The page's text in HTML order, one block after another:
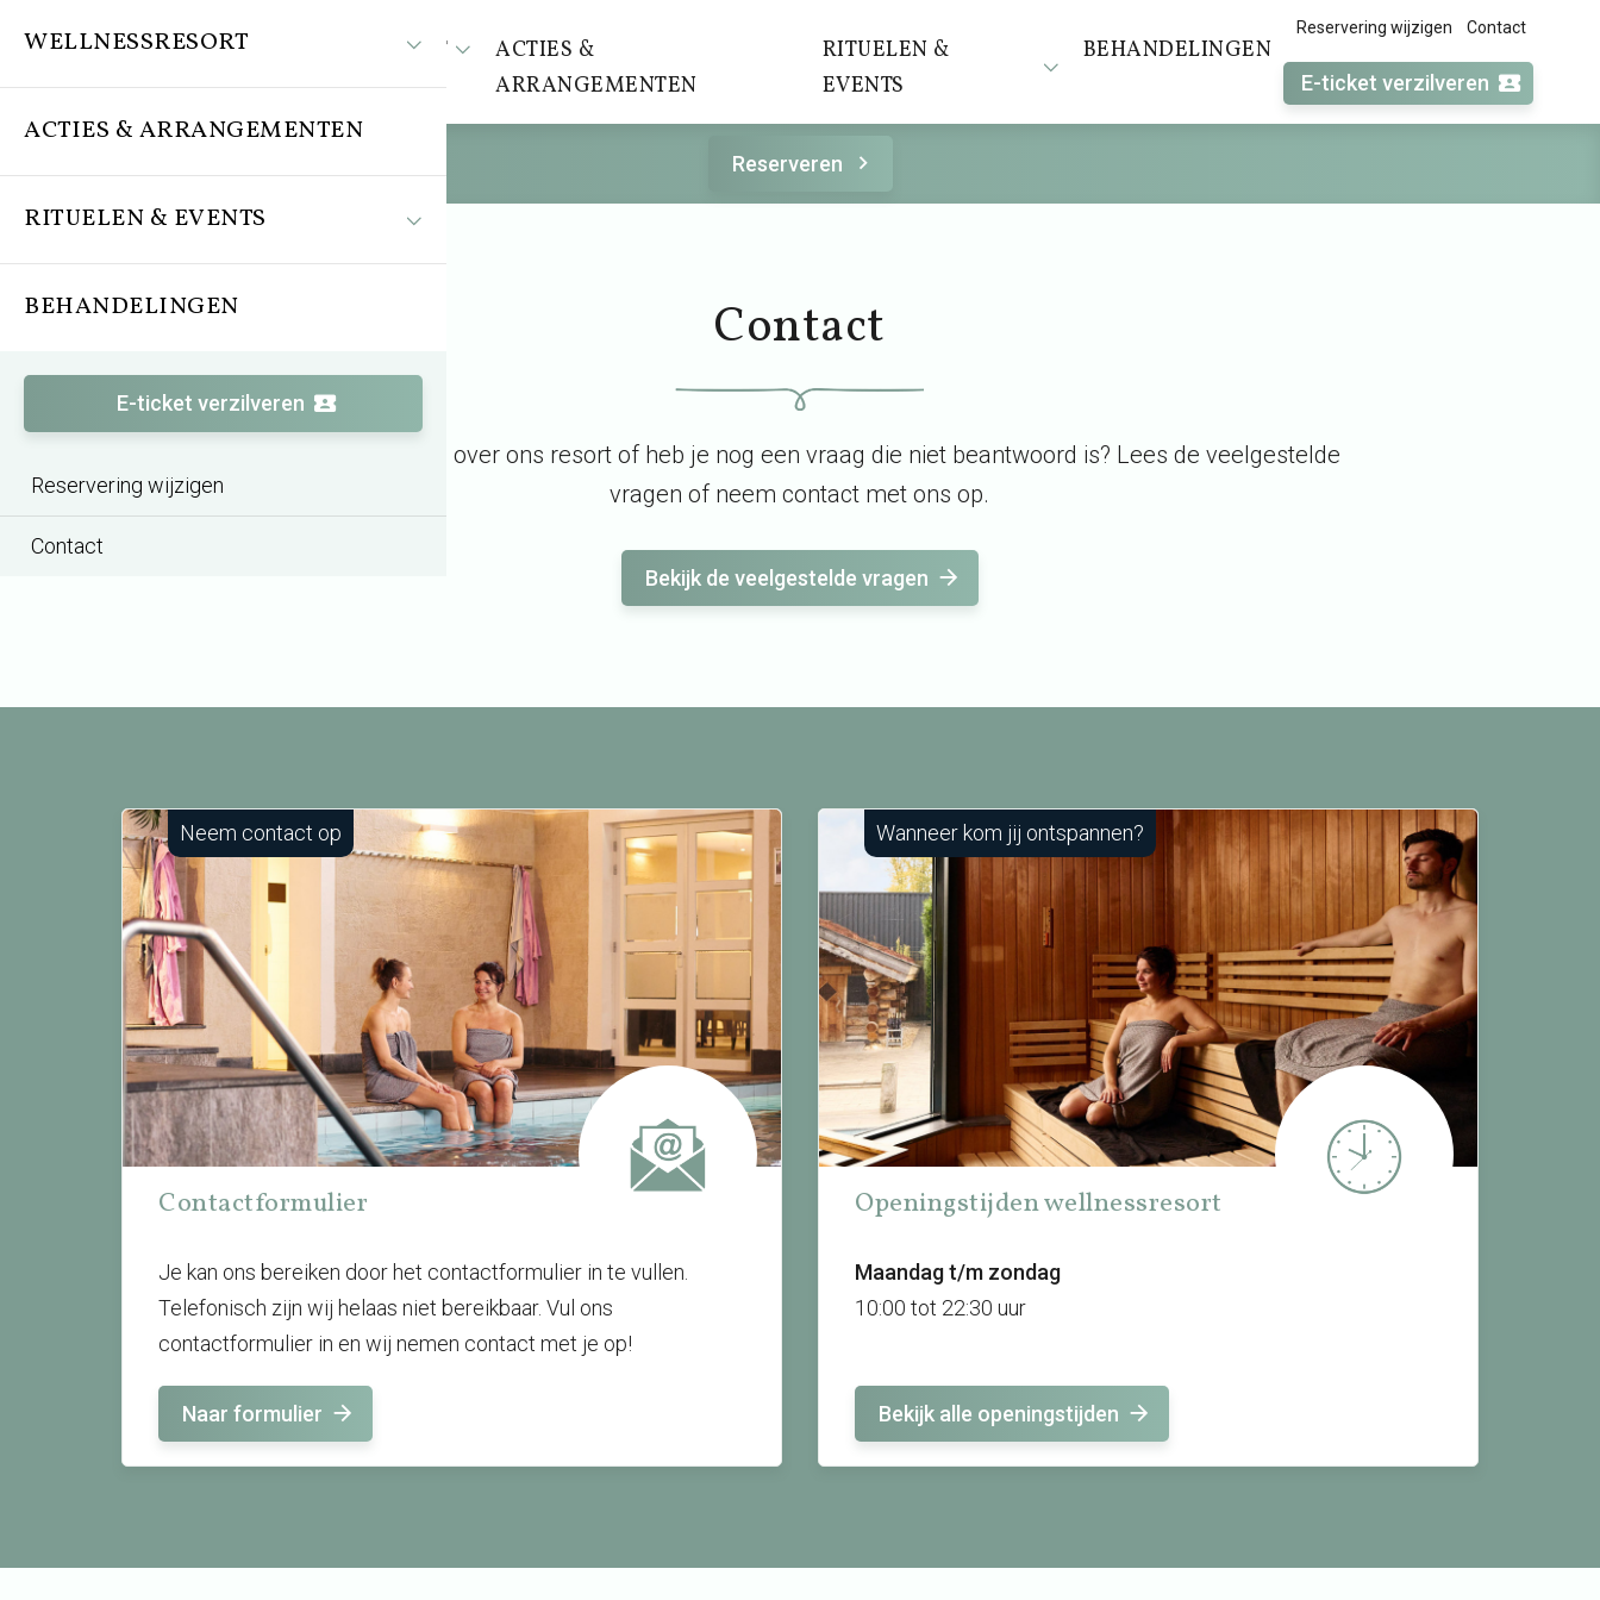
Reservering wijzigen Contact
WELLNESSRESORT
ACTIES &
ARRANGEMENTEN
RITUELEN &
EVENTS
BEHANDELINGEN
E-ticket verzilveren
WELLNESSRESORT
ACTIES & ARRANGEMENTEN
RITUELEN & EVENTS
BEHANDELINGEN
E-ticket verzilveren
Reservering wijzigen
Contact
Reserveren
Contact
Wil je meer weten over ons resort of heb je nog een vraag die niet beantwoord is? Lees de veelgestelde
vragen of neem contact met ons op.
Bekijk de veelgestelde vragen
Neem contact op
Contactformulier
Je kan ons bereiken door het contactformulier in te vullen.
Telefonisch zijn wij helaas niet bereikbaar. Vul ons
contactformulier in en wij nemen contact met je op!
Naar formulier
Wanneer kom jij ontspannen?
Openingstijden wellnessresort
Maandag t/m zondag
10:00 tot 22:30 uur
Bekijk alle openingstijden